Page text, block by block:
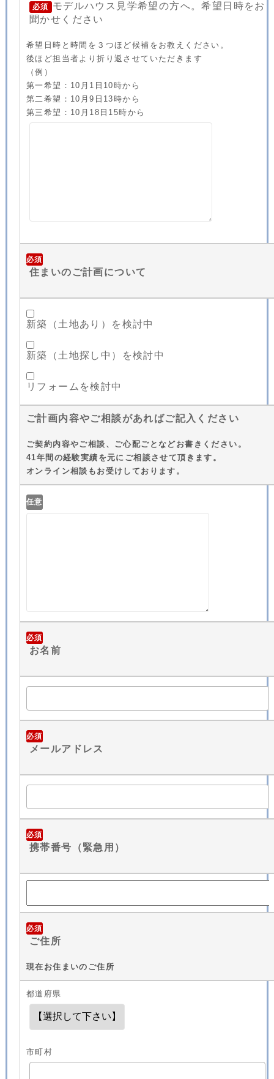
必須
モデルハウス見学希望の方へ。希望日時をお
聞かせください
希望日時と時間を３つほど候補をお教えください。
後ほど担当者より折り返させていただきます
（例）
第一希望：10月1日10時から
第二希望：10月9日13時から
第三希望：10月18日15時から
必須
住まいのご計画について
新築（土地あり）を検討中
新築（土地探し中）を検討中
リフォームを検討中
ご計画内容やご相談があればご記入ください
ご契約内容やご相談、ご心配ごとなどお書きください。
41年間の経験実績を元にご相談させて頂きます。
オンライン相談もお受けしております。
任意
必須
お名前
必須
メールアドレス
必須
携帯番号（緊急用）
必須
ご住所
現在お住まいのご住所
都道府県
市町村